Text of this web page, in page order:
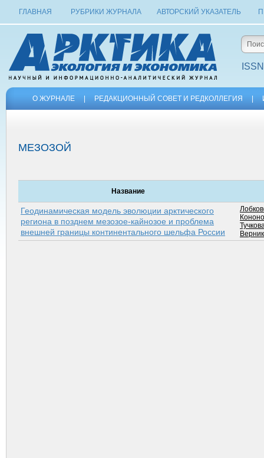
ГЛАВНАЯ РУБРИКИ ЖУРНАЛА АВТОРСКИЙ УКАЗАТЕЛЬ
О ЖУРНАЛЕ РЕДАКЦИОННЫЙ СОВЕТ И РЕДКОЛЛЕГИЯ
МЕЗОЗОЙ
Название
Геодинамическая модель эволюции арктического
региона в позднем мезозое-кайнозое и проблема
внешней границы континентального шельфа России